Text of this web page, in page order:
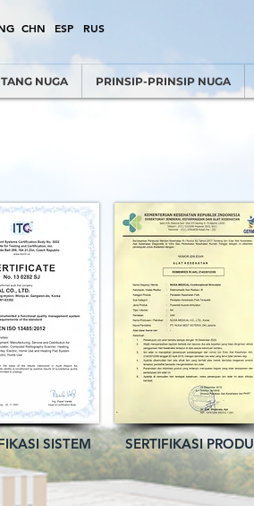
CHN ESP RUS
NUGA PRINSIP-PRINSIP NUGA
SISTEM SERTIFIKASI